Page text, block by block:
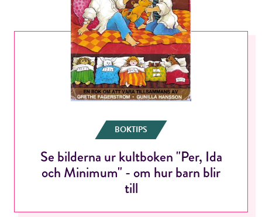
BOKTIPS
Se bilderna ur kultboken "Per, Ida
och Minimum" - om hur barn blir
till